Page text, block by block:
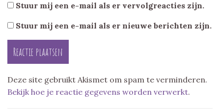
Stuur mij een e-mail als er vervolgreacties zijn.
Stuur mij een e-mail als er nieuwe berichten zijn.
Deze site gebruikt Akismet om spam te verminderen.
Bekijk hoe je reactie gegevens worden verwerkt.